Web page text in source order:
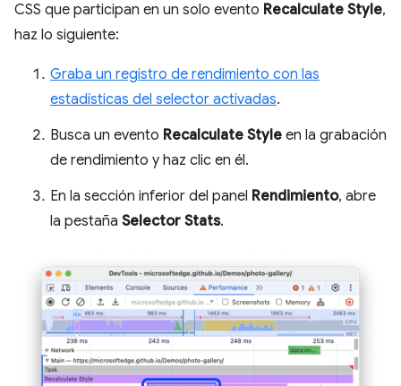
CSS que participan en un solo evento Recalculate Style,
haz lo siguiente:
Graba un registro de rendimiento con las
estadísticas del selector activadas.
Busca un evento Recalculate Style en la grabación
de rendimiento y haz clic en él.
En la sección inferior del panel Rendimiento, abre
la pestaña Selector Stats.